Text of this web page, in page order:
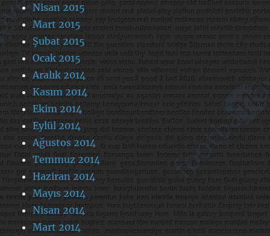
Nisan 2015
Mart 2015
Şubat 2015
Ocak 2015
Aralık 2014
Kasım 2014
Ekim 2014
Eylül 2014
Ağustos 2014
Temmuz 2014
Haziran 2014
Mayıs 2014
Nisan 2014
Mart 2014